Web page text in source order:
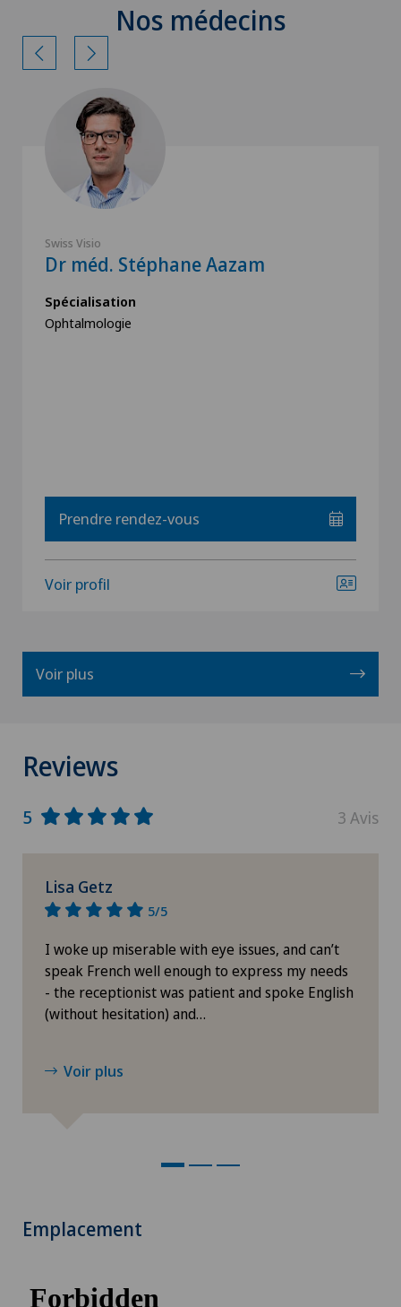
Nos médecins
Swiss Visio
Dr méd. Stéphane Aazam
Spécialisation
Ophtalmologie
Prendre rendez-vous
Voir profil
Voir plus
Reviews
5 3 Avis
Lisa Getz
5/5
I woke up miserable with eye issues, and can’t
speak French well enough to express my needs
- the receptionist was patient and spoke English
(without hesitation) and…
Voir plus
Emplacement